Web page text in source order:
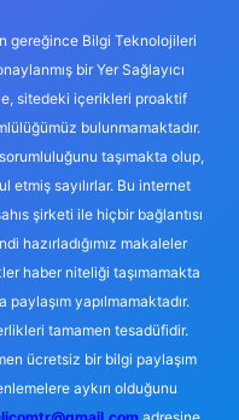
gereğince Bilgi Teknolojileri
bir Yer Sağlayıcı
sitedeki içerikleri proaktif
bulunmamaktadır.
taşımakta olup,
etmiş sayılırlar. Bu internet
şirketi ile hiçbir bağlantısı
hazırladığımız makaleler
haber niteliği taşımamakta
yapılmamaktadır.
tamamen tesadüfidir.
ücretsiz bir bilgi paylaşım
aykırı olduğunu